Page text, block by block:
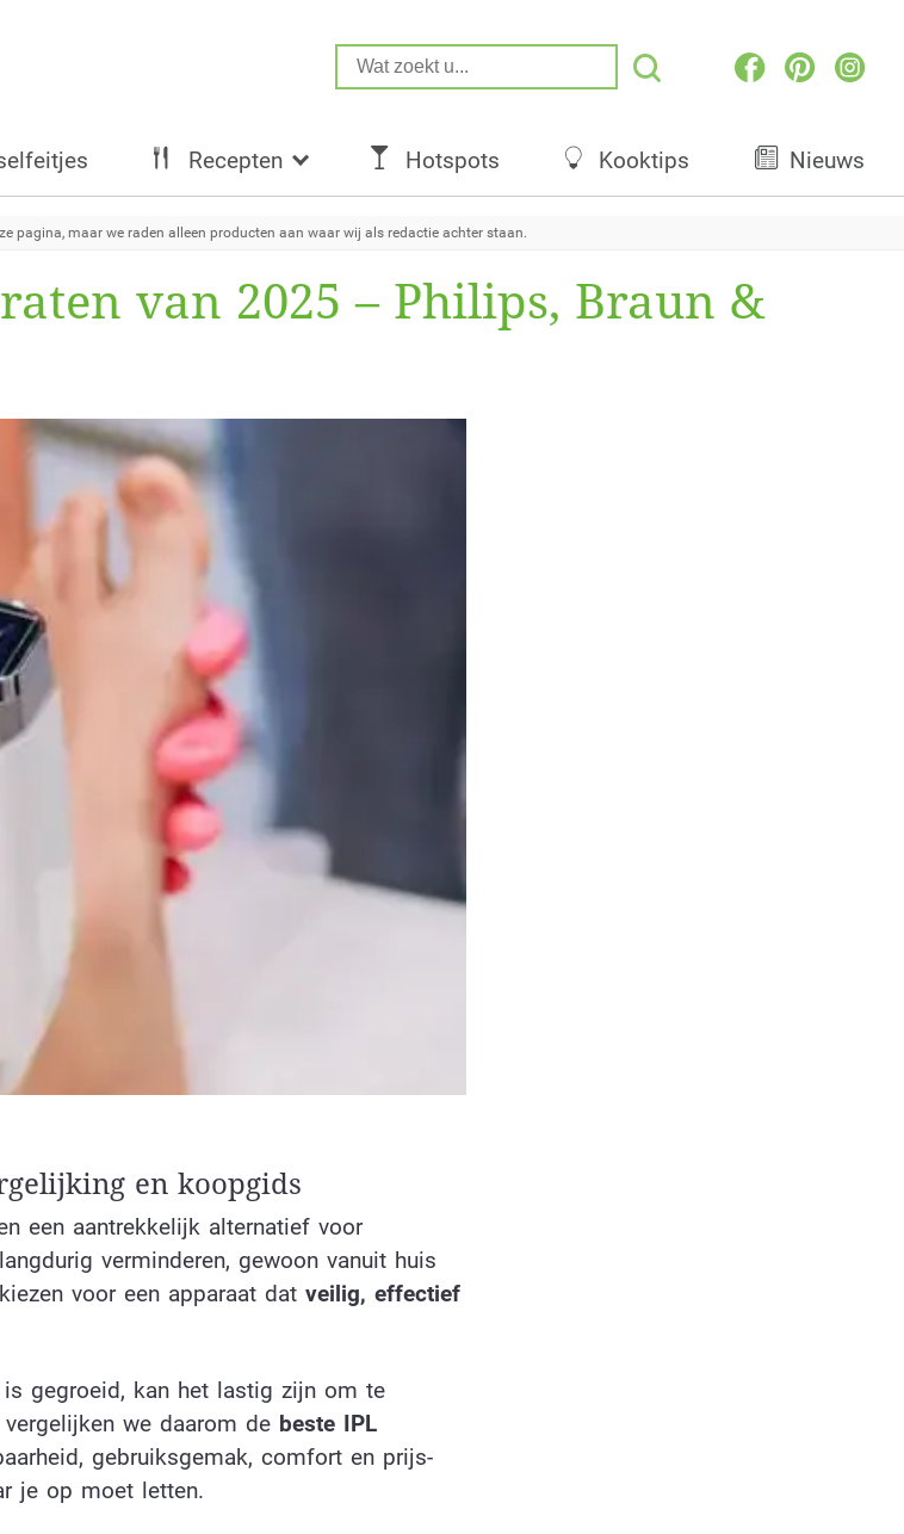
Recepten Hotspots Kooktips Nieuws
pagina, maar we raden alleen producten aan waar wij als redactie achter staan.
van 2025 – Philips, Braun &
en koopgids
een aantrekkelijk alternatief voor
verminderen, gewoon vanuit huis
voor een apparaat dat veilig, effectief
gegroeid, kan het lastig zijn om te
we daarom de beste IPL
gebruiksgemak, comfort en prijs-
je op moet letten.